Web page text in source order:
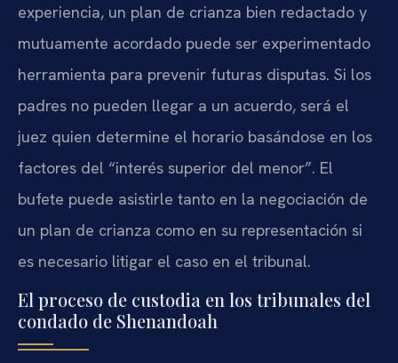
experiencia, un plan de crianza bien redactado y
mutuamente acordado puede ser experimentado
herramienta para prevenir futuras disputas. Si los
padres no pueden llegar a un acuerdo, será el
juez quien determine el horario basándose en los
factores del “interés superior del menor”. El
bufete puede asistirle tanto en la negociación de
un plan de crianza como en su representación si
es necesario litigar el caso en el tribunal.
El proceso de custodia en los tribunales del
condado de Shenandoah